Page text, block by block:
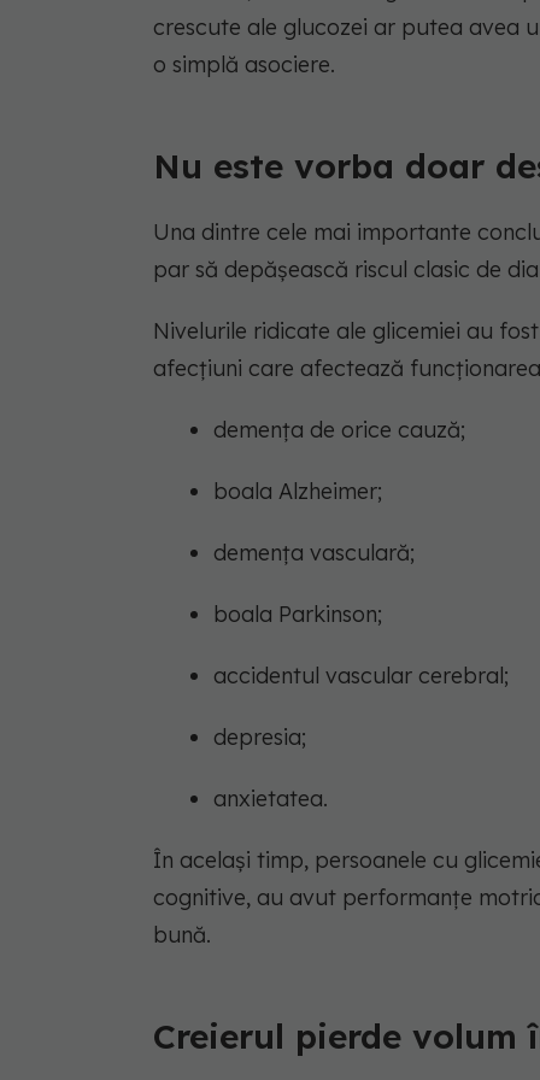
crescute ale glucozei ar putea avea
o simplă asociere.
Nu este vorba doar
Una dintre cele mai importante
par să depășească riscul clasic de
Nivelurile ridicate ale glicemiei au
afecțiuni care afectează
demența de orice cauză;
boala Alzheimer;
demența vasculară;
boala Parkinson;
accidentul vascular cerebral;
depresia;
anxietatea.
În același timp, persoanele cu
cognitive, au avut performanțe
bună.
Creierul pierde volum